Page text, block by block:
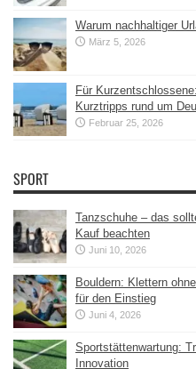
Warum nachhaltiger
März 5, 2026
Für
Kurztripps rund um
Februar 25, 2026
SPORT
Tanzschuhe – das
Kauf beachten
Juni 10, 2026
Bouldern: Klettern
für den Einstieg
Juni 4, 2026
Sportstättenwartung:
Innovation